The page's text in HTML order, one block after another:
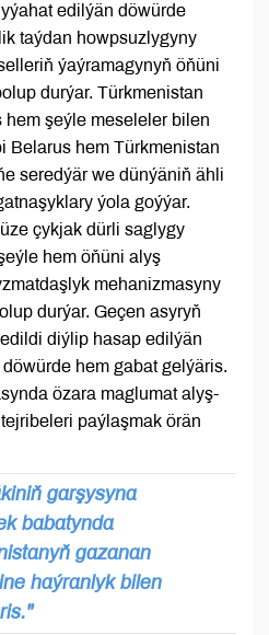
edilýän döwürde
taýdan howpsuzlygyny
ýaýramagynyň öňüni
durýar. Türkmenistan
hem şeýle meseleler bilen
Belarus hem Türkmenistan
seredýär we dünýäniň ähli
ýola goýýar.
çykjak dürli saglygy
hem öňüni alyş
mehanizmasyny
durýar. Geçen asyryň
diýlip hasap edilýän
hem gabat gelýäris.
özara maglumat alyş-
paýlaşmak örän
garşysyna
babatynda
gazanan
haýranlyk bilen